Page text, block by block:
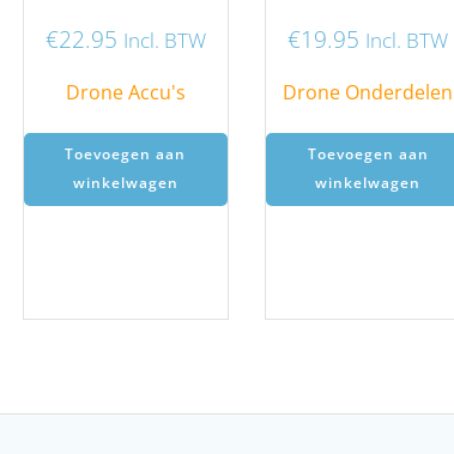
€22.95 Incl. BTW
Drone Accu's
Toevoegen aan
winkelwagen
€19.95 Incl. BTW
Drone Onderdelen
Toevoegen aan
winkelwagen